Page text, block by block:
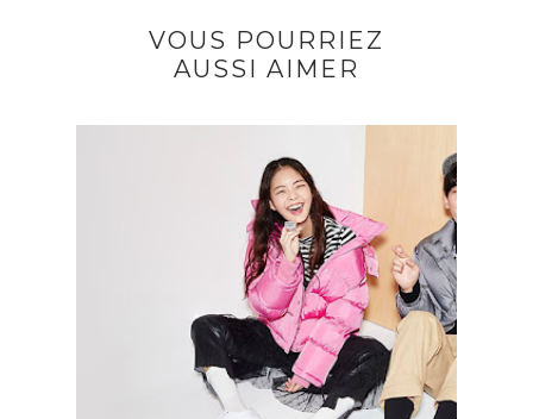
VOUS POURRIEZ
AUSSI AIMER